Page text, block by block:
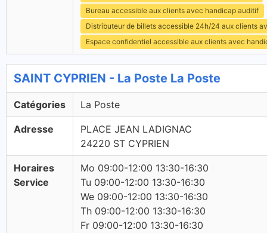
Bureau accessible aux clients avec handicap auditif
Distributeur de billets accessible 24h/24 aux clients
Espace confidentiel accessible aux clients avec
SAINT CYPRIEN - La Poste La Poste
Catégories La Poste
Adresse
PLACE JEAN LADIGNAC
24220 ST CYPRIEN
Horaires
Service
Mo 09:00-12:00 13:30-16:30
Tu 09:00-12:00 13:30-16:30
We 09:00-12:00 13:30-16:30
Th 09:00-12:00 13:30-16:30
Fr 09:00-12:00 13:30-16:30